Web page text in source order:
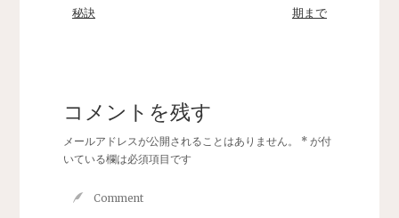
秘訣
期まで
コメントを残す
メールアドレスが公開されることはありません。 *が付
いている欄は必須項目です